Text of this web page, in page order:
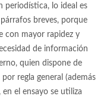
periodística, lo ideal es
breves, porque
con mayor rapidez y
de información
quien dispone de
regla general (además
el ensayo se utiliza